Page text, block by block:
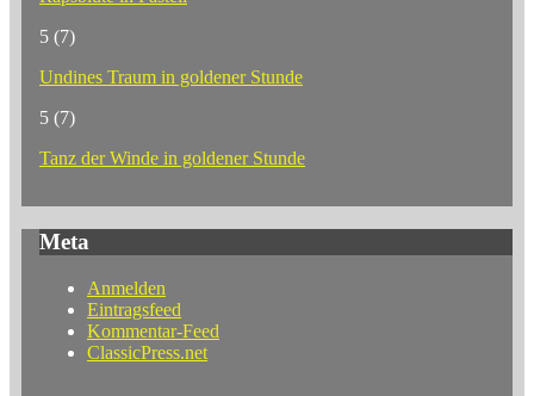
5 (7)
Undines Traum in goldener Stunde
5 (7)
Tanz der Winde in goldener Stunde
Meta
Anmelden
Eintragsfeed
Kommentar-Feed
ClassicPress.net